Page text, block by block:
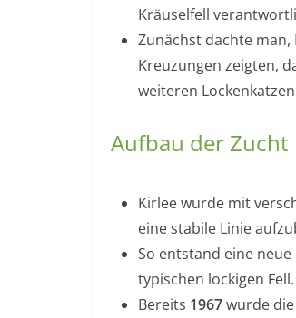
Kräuselfell
Zunächst dachte
Kreuzungen zeigten,
weiteren
Aufbau der Zucht
Kirlee wurde mit
eine stabile Linie
So entstand eine
typischen lockigen Fell.
Bereits 1967wurde